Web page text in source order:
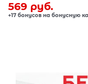
569 руб.
+17 бонусов на бонусную